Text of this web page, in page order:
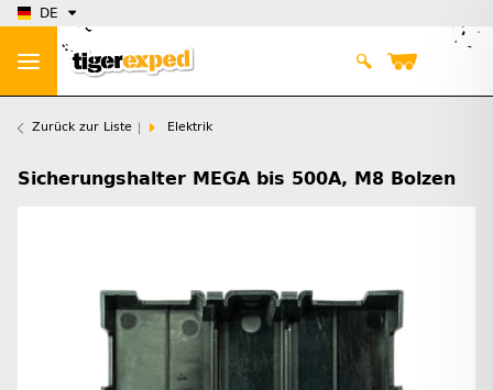
DE
Zurück zur Liste Elektrik
Sicherungshalter MEGA bis 500A, M8 Bolzen